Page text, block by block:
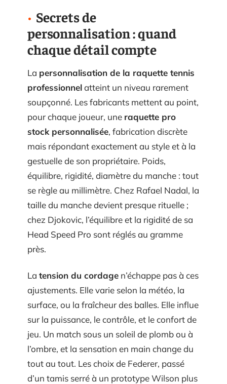
Secrets de
personnalisation : quand
chaque détail compte
La personnalisation de la raquette tennis
professionnelatteint un niveau rarement
soupçonné. Les fabricants mettent au point,
pour chaque joueur, une raquette pro
stock personnalisée, fabrication discrète
mais répondant exactement au style et à la
gestuelle de son propriétaire. Poids,
équilibre, rigidité, diamètre du manche : tout
se règle au millimètre. Chez Rafael Nadal, la
taille du manche devient presque rituelle ;
chez Djokovic, l’équilibre et la rigidité de sa
Head Speed Pro sont réglés au gramme
près.
La tension du cordage n’échappe pas à ces
ajustements. Elle varie selon la météo, la
surface, ou la fraîcheur des balles. Elle influe
sur la puissance, le contrôle, et le confort de
jeu. Un match sous un soleil de plomb ou à
l’ombre, et la sensation en main change du
tout au tout. Les choix de Federer, passé
d’un tamis serré à un prototype Wilson plus